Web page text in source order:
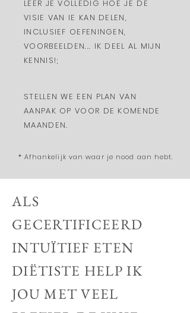
LEER JE VOLLEDIG HOE JE DE
VISIE VAN IE KAN DELEN,
INCLUSIEF OEFENINGEN,
VOORBEELDEN... IK DEEL AL MIJN
KENNIS!;
STELLEN WE EEN PLAN VAN
AANPAK OP VOOR DE KOMENDE
MAANDEN.
* Afhankelijk van waar je nood aan hebt.
ALS
GECERTIFICEERD
INTUÏTIEF ETEN
DIËTISTE HELP IK
JOU MET VEEL